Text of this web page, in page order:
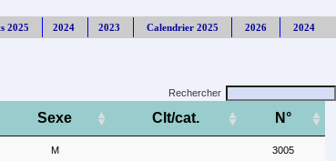
2025 2024 2023 Calendrier 2025 2026 2024
Rechercher
Sexe Clt/cat. N°
M 3005